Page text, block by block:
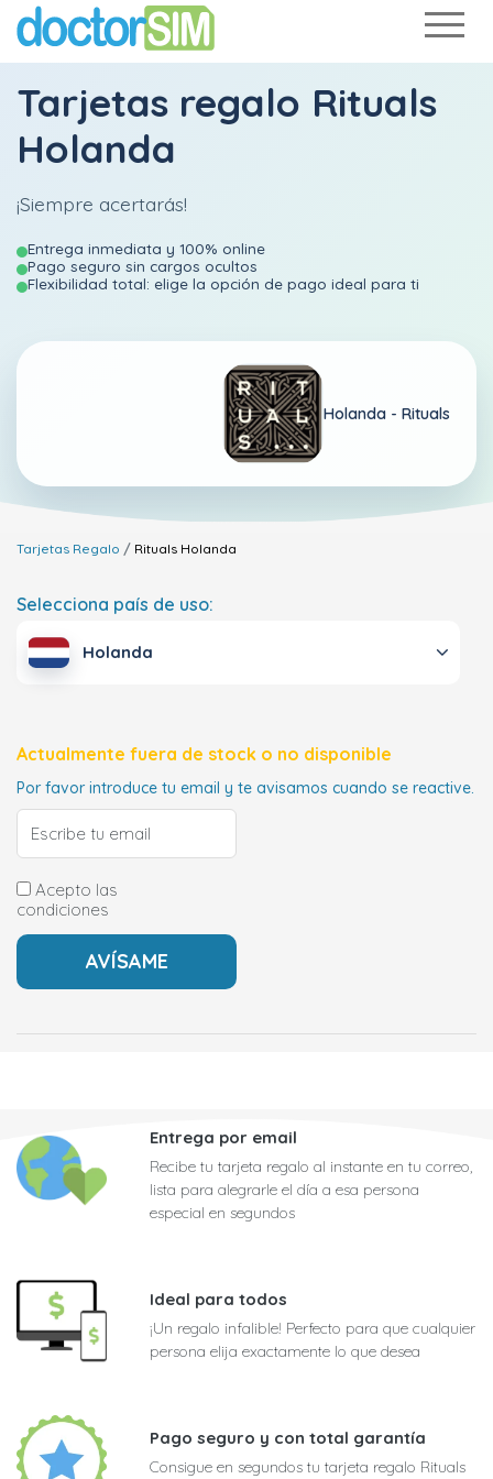
Tarjetas regalo Rituals
Holanda
¡Siempre acertarás!
Entrega inmediata y 100% online
Pago seguro sin cargos ocultos
Flexibilidad total: elige la opción de pago ideal para ti
Holanda - Rituals
Tarjetas Regalo Rituals Holanda
Selecciona país de uso:
Holanda
Actualmente fuera de stock o no disponible
Por favor introduce tu email y te avisamos cuando se reactive.
Acepto las
condiciones
Entrega por email
Recibe tu tarjeta regalo al instante en tu correo,
lista para alegrarle el día a esa persona
especial en segundos
Ideal para todos
¡Un regalo infalible! Perfecto para que cualquier
persona elija exactamente lo que desea
Pago seguro y con total garantía
Consigue en segundos tu tarjeta regalo Rituals